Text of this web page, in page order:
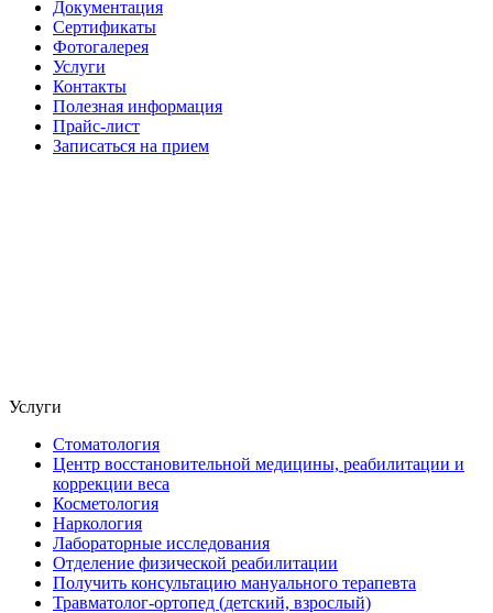
Документация
Сертификаты
Фотогалерея
Услуги
Контакты
Полезная информация
Прайс-лист
Записаться на прием
Услуги
Стоматология
Центр восстановительной медицины, реабилитации и
коррекции веса
Косметология
Наркология
Лабораторные исследования
Отделение физической реабилитации
Получить консультацию мануального терапевта
Травматолог-ортопед (детский, взрослый)